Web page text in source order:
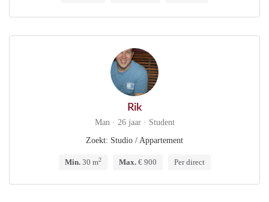
Rik
Man · 26 jaar · Student
Zoekt: Studio / Appartement
Min.30 m2 Max.€ 900 Per direct